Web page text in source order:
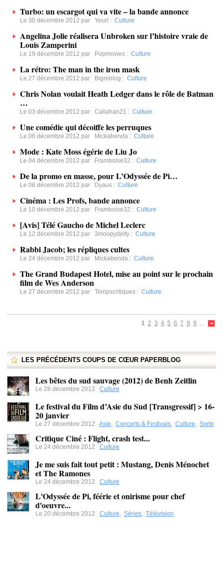
Turbo: un escargot qui va vite – la bande annonce
Le 30 décembre 2012 par Yeurl : Culture
Angelina Jolie réalisera Unbroken sur l’histoire vraie de
Louis Zamperini
Le 19 décembre 2012 par Popmovies : Culture
La rétro: The man in the iron mask
Le 27 décembre 2012 par Bigreblog : Culture
Chris Nolan voulait Heath Ledger dans le rôle de Batman
…
Le 03 décembre 2012 par Callahan21 : Culture
Une comédie qui décoiffe les perruques
Le 06 décembre 2012 par Mickabenda : Culture
Mode : Kate Moss égérie de Liu Jo
Le 04 décembre 2012 par Framboise32 : Culture
De la promo en masse, pour L’Odyssée de Pi…
Le 06 décembre 2012 par Dyaus : Culture
Cinéma : Les Profs, bande annonce
Le 10 décembre 2012 par Framboise32 : Culture
[Avis] Télé Gaucho de Michel Leclerc
Le 12 décembre 2012 par 3moopydelfy : Culture
Rabbi Jacob; les répliques cultes
Le 24 décembre 2012 par Mickabenda : Culture
The Grand Budapest Hotel, mise au point sur le prochain
film de Wes Anderson
Le 27 décembre 2012 par Tempscritiques : Culture
1 2 3 4 5 6 7 8 9 ...
LES PRÉCÉDENTS COUPS DE CŒUR PAPERBLOG
Les bêtes du sud sauvage (2012) de Benh Zeitlin
Le 28 décembre 2012 Culture
Le festival du Film d’Asie du Sud [Transgressif] > 16-
20 janvier
Le 27 décembre 2012 Asie, Concerts & Festivals, Culture, Sortir
Critique Ciné : Flight, crash test...
Le 24 décembre 2012 Culture
Je me suis fait tout petit : Mustang, Denis Ménochet
et The Ramones
Le 24 décembre 2012 Culture
L'Odyssée de Pi, féérie et onirisme pour chef
d'oeuvre...
Le 20 décembre 2012 Culture, Séries, Télévision